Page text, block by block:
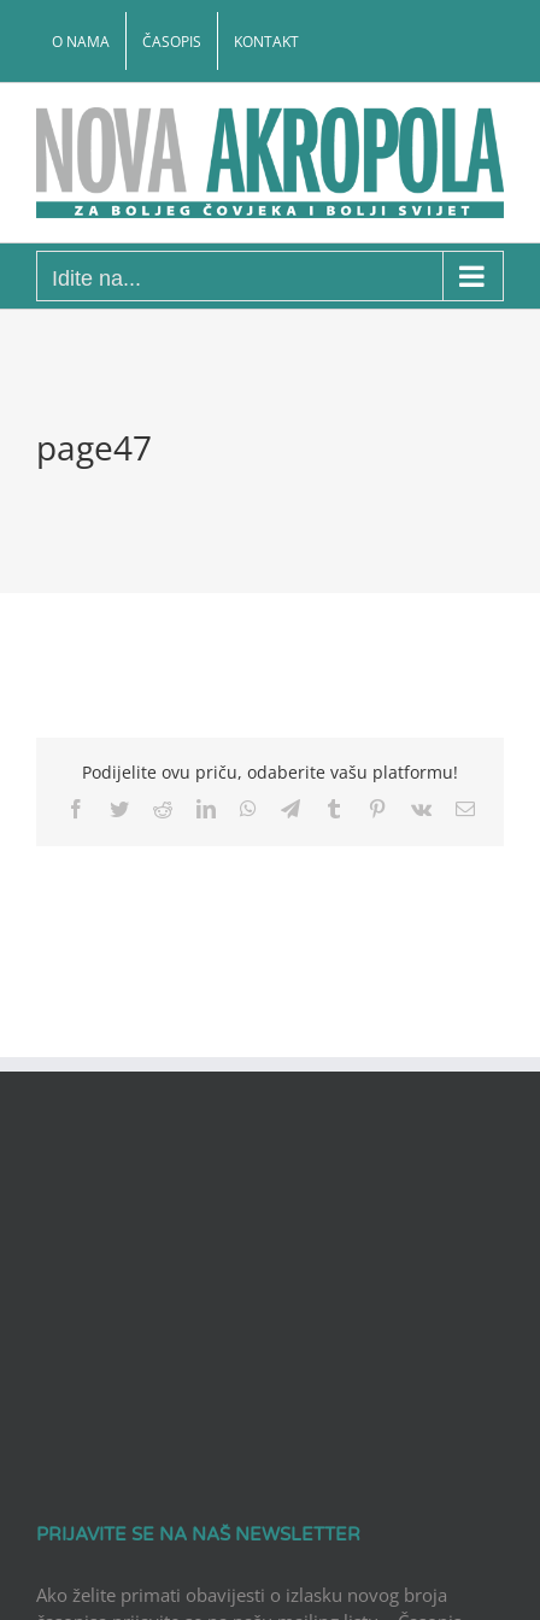
O NAMA ČASOPIS KONTAKT
Idite na...
page47
Podijelite ovu priču, odaberite vašu platformu!
Facebook
TwitterRedditLinkedInWhatsApp
TelegramTumblr Pinterest
Vk Email
PRIJAVITE SE NA NAŠ NEWSLETTER
Ako želite primati obavijesti o izlasku novog broja